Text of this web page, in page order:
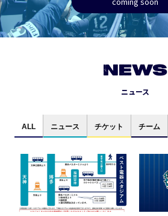
NEWS
ニュース
ALL ニュース チケット チーム